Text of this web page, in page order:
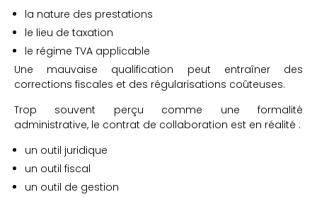
la nature des prestations
le lieu de taxation
le régime TVA applicable
Une mauvaise qualification peut entraîner des
corrections fiscales et des régularisations coûteuses.
Trop souvent perçu comme une formalité
administrative, le contrat de collaboration est en réalité :
un outil juridique
un outil fiscal
un outil de gestion